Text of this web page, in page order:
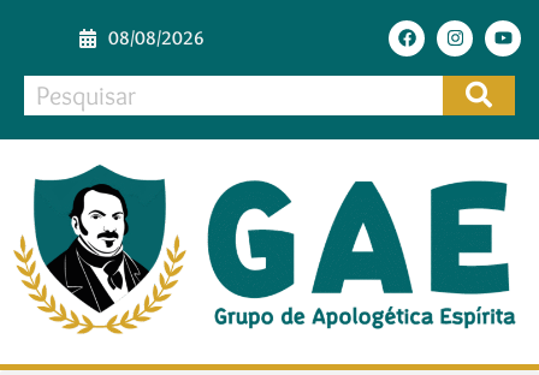
08/08/2026